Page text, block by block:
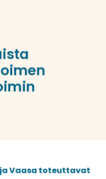
ja Vaasa toteuttavat